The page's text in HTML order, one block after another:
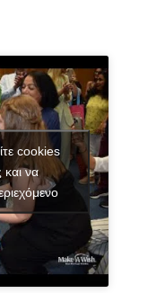
cookies
να